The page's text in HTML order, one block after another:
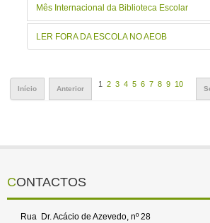
Mês Internacional da Biblioteca Escolar
LER FORA DA ESCOLA NO AEOB
Início Anterior
1 2 3 4 5 6 7 8 9 10
CONTACTOS
Rua Dr. Acácio de Azevedo, nº 28